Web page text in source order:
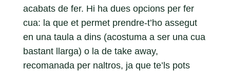
acabats de fer. Hi ha dues opcions per fer
cua: la que et permet prendre-t’ho assegut
en una taula a dins (acostuma a ser una cua
bastant llarga) o la de take away,
recomanada per naltros, ja que te’ls pots